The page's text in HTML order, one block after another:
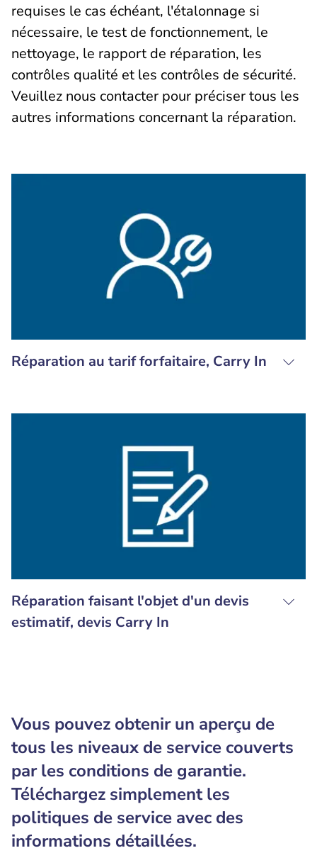
requises le cas échéant, l'étalonnage si
nécessaire, le test de fonctionnement, le
nettoyage, le rapport de réparation, les
contrôles qualité et les contrôles de sécurité.
Veuillez nous contacter pour préciser tous les
autres informations concernant la réparation.
Réparation au tarif forfaitaire, Carry In
Réparation faisant l'objet d'un devis
estimatif, devis Carry In
Vous pouvez obtenir un aperçu de
tous les niveaux de service couverts
par les conditions de garantie.
Téléchargez simplement les
politiques de service avec des
informations détaillées.